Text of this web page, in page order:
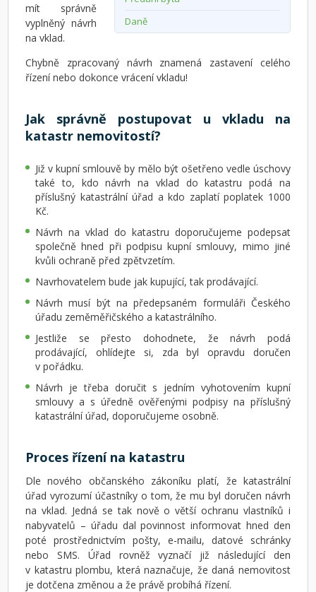
Daně
mít správně
vyplněný návrh
na vklad.
Chybně zpracovaný návrh znamená zastavení celého
řízení nebo dokonce vrácení vkladu!
Jak správně postupovat u vkladu na
katastr nemovitostí?
Již v kupní smlouvě by mělo být ošetřeno vedle úschovy
také to, kdo návrh na vklad do katastru podá na
příslušný katastrální úřad a kdo zaplatí poplatek 1000
Kč.
Návrh na vklad do katastru doporučujeme podepsat
společně hned při podpisu kupní smlouvy, mimo jiné
kvůli ochraně před zpětvzetím.
Navrhovatelem bude jak kupující, tak prodávající.
Návrh musí být na předepsaném formuláři Českého
úřadu zeměměřičského a katastrálního.
Jestliže se přesto dohodnete, že návrh podá
prodávající, ohlídejte si, zda byl opravdu doručen
v pořádku.
Návrh je třeba doručit s jedním vyhotovením kupní
smlouvy a s úředně ověřenými podpisy na příslušný
katastrální úřad, doporučujeme osobně.
Proces řízení na katastru
Dle nového občanského zákoníku platí, že katastrální
úřad vyrozumí účastníky o tom, že mu byl doručen návrh
na vklad. Jedná se tak nově o větší ochranu vlastníků i
nabyvatelů – úřadu dal povinnost informovat hned den
poté prostřednictvím pošty, e-mailu, datové schránky
nebo SMS. Úřad rovněž vyznačí již následující den
v katastru plombu, která naznačuje, že daná nemovitost
je dotčena změnou a že právě probíhá řízení.